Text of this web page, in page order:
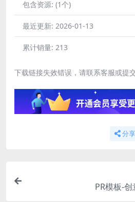
包含资源: (1个)
最近更新: 2026-01-13
累计销量: 213
下载链接失效错误，请联系客服或提
分享
PR模板-